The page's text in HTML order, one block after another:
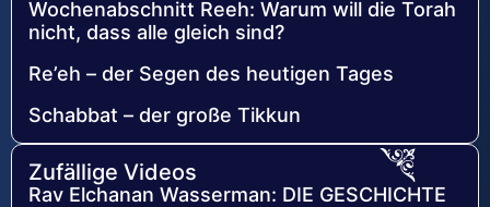
Wochenabschnitt Reeh: Warum will die Torah
nicht, dass alle gleich sind?
Re’eh – der Segen des heutigen Tages
Schabbat – der große Tikkun
Zufällige Videos
Rav Elchanan Wasserman: DIE GESCHICHTE